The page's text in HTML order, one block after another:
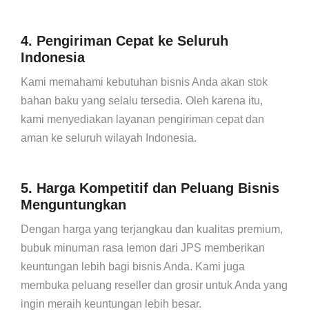
4. Pengiriman Cepat ke Seluruh
Indonesia
Kami memahami kebutuhan bisnis Anda akan stok
bahan baku yang selalu tersedia. Oleh karena itu,
kami menyediakan layanan pengiriman cepat dan
aman ke seluruh wilayah Indonesia.
5. Harga Kompetitif dan Peluang Bisnis
Menguntungkan
Dengan harga yang terjangkau dan kualitas premium,
bubuk minuman rasa lemon dari JPS memberikan
keuntungan lebih bagi bisnis Anda. Kami juga
membuka peluang reseller dan grosir untuk Anda yang
ingin meraih keuntungan lebih besar.